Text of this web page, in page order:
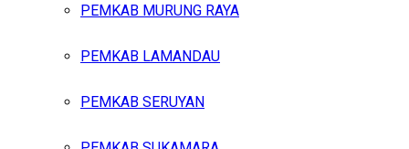
PEMKAB MURUNG RAYA
PEMKAB LAMANDAU
PEMKAB SERUYAN